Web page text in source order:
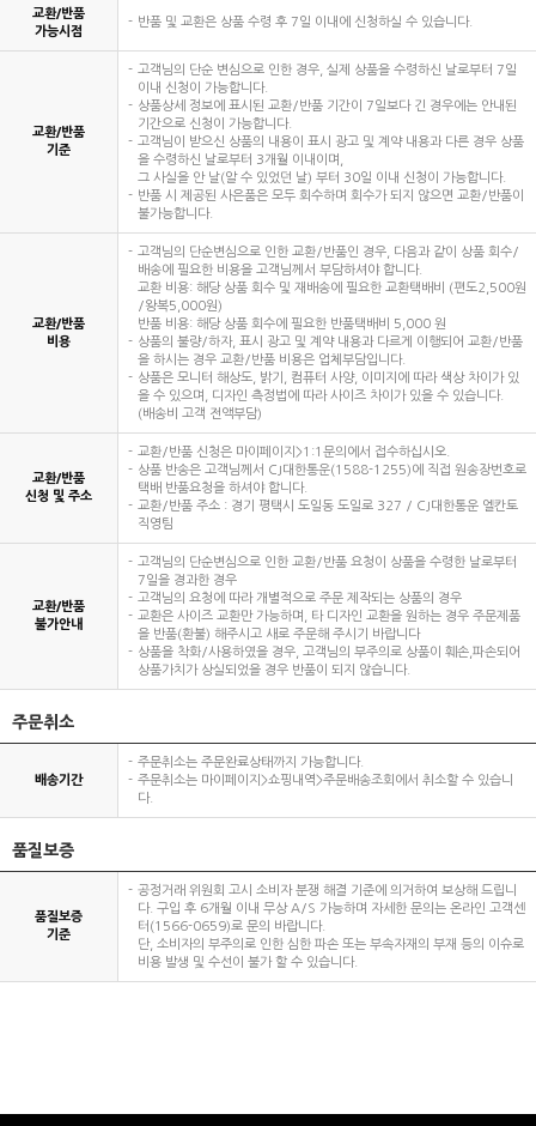
교환/반품
가능시점
반품 및 교환은 상품 수령 후 7일 이내에 신청하실 수 있습니다.
교환/반품
기준
고객님의 단순 변심으로 인한 경우, 실제 상품을 수령하신 날로부터 7일
이내 신청이 가능합니다.
상품상세 정보에 표시된 교환/반품 기간이 7일보다 긴 경우에는 안내된
기간으로 신청이 가능합니다.
고객님이 받으신 상품의 내용이 표시 광고 및 계약 내용과 다른 경우 상품
을 수령하신 날로부터 3개월 이내이며,
그 사실을 안 날(알 수 있었던 날) 부터 30일 이내 신청이 가능합니다.
반품 시 제공된 사은품은 모두 회수하며 회수가 되지 않으면 교환/반품이
불가능합니다.
교환/반품
비용
고객님의 단순변심으로 인한 교환/반품인 경우, 다음과 같이 상품 회수/
배송에 필요한 비용을 고객님께서 부담하셔야 합니다.
교환 비용: 해당 상품 회수 및 재배송에 필요한 교환택배비 (편도2,500원
/왕복5,000원)
반품 비용: 해당 상품 회수에 필요한 반품택배비 5,000 원
상품의 불량/하자, 표시 광고 및 계약 내용과 다르게 이행되어 교환/반품
을 하시는 경우 교환/반품 비용은 업체부담입니다.
상품은 모니터 해상도, 밝기, 컴퓨터 사양, 이미지에 따라 색상 차이가 있
을 수 있으며, 디자인 측정법에 따라 사이즈 차이가 있을 수 있습니다.
(배송비 고객 전액부담)
교환/반품
신청 및 주소
교환/반품 신청은 마이페이지>1:1문의에서 접수하십시오.
상품 반송은 고객님께서 CJ대한통운(1588-1255)에 직접 원송장번호로
택배 반품요청을 하셔야 합니다.
교환/반품 주소 : 경기 평택시 도일동 도일로 327 / CJ대한통운 엘칸토
직영팀
교환/반품
불가안내
고객님의 단순변심으로 인한 교환/반품 요청이 상품을 수령한 날로부터
7일을 경과한 경우
고객님의 요청에 따라 개별적으로 주문 제작되는 상품의 경우
교환은 사이즈 교환만 가능하며, 타 디자인 교환을 원하는 경우 주문제품
을 반품(환불) 해주시고 새로 주문해 주시기 바랍니다
상품을 착화/사용하였을 경우, 고객님의 부주의로 상품이 훼손,파손되어
상품가치가 상실되었을 경우 반품이 되지 않습니다.
주문취소
배송기간
주문취소는 주문완료상태까지 가능합니다.
주문취소는 마이페이지>쇼핑내역>주문배송조회에서 취소할 수 있습니
다.
품질보증
품질보증
기준
공정거래 위원회 고시 소비자 분쟁 해결 기준에 의거하여 보상해 드립니
다. 구입 후 6개월 이내 무상 A/S 가능하며 자세한 문의는 온라인 고객센
터(1566-0659)로 문의 바랍니다.
단, 소비자의 부주의로 인한 심한 파손 또는 부속자재의 부재 등의 이슈로
비용 발생 및 수선이 불가 할 수 있습니다.